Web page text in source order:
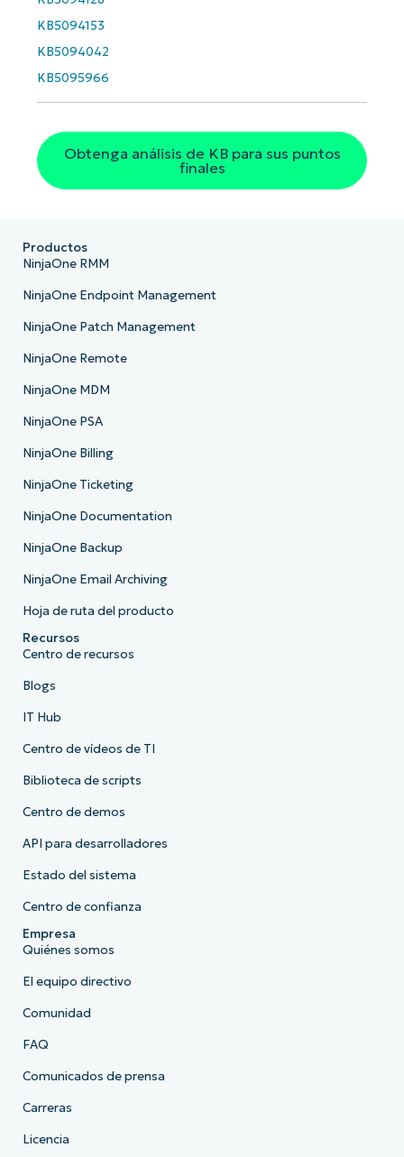
KB5094153
KB5094042
KB5095966
Obtenga análisis de KB para sus puntos
finales
Phone
number*
name*
Productos
NinjaOne RMM
NinjaOne Endpoint Management
NinjaOne Patch Management
NinjaOne Remote
NinjaOne MDM
NinjaOne PSA
NinjaOne Billing
NinjaOne Ticketing
NinjaOne Documentation
NinjaOne Backup
NinjaOne Email Archiving
Hoja de ruta del producto
Recursos
Centro de recursos
Blogs
IT Hub
Centro de vídeos de TI
Biblioteca de scripts
Centro de demos
API para desarrolladores
Estado del sistema
Centro de confianza
Empresa
Quiénes somos
El equipo directivo
Comunidad
FAQ
Comunicados de prensa
Carreras
Licencia